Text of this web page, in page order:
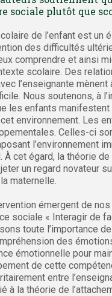
sociale plutôt que
de l’enfant est un
des difficultés
comprendre et ainsi
scolaire. Des
l’enseignante
Nous soutenons, à
les enfants manifestent
environnement. Les
Celles-ci
l’environnement
cet égard, la théorie
un regard novateur
maternelle.
émergent de
sociale « Interagir de
toute l’importance
des
émotionnelle pour
de cette
entre
la théorie de